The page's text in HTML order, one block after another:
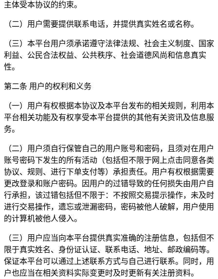
主体受本协议的约束。
（二）用户需要提供联系电话，并提供真实姓名或名称。
（三）本平台用户须承诺遵守法律法规、社会主义制度、国家
利益、公民合法权益、公共秩序、社会道德风尚和信息真实
性。
第二条 用户的权利和义务
（一）用户有权根据本协议及本平台发布的相关规则，利用本
平台相关功能及有权享受本平台提供的其他有关资讯及信息服
务。
（二）用户须自行保管自己的用户账号和密码，且须对在用户
账号密码下发生的所有活动（包括但不限于网上点击同意各类
协议、规则、进行下单支付等）承担责任。用户有权根据需要
更改登录和账户密码。因用户的过错导致的任何损失由用户自
行承担，该过错包括但不限于：不按照交易提示操作，未及时
进行交易操作，遗忘或泄漏密码，密码被他人破解，用户使用
的计算机被他人侵入。
（三）用户应当向本平台提供真实准确的注册信息，包括但不
限于真实姓名、身份证认证、联系电话、地址、邮政编码等。
保证本平台可以通过上述联系方式与自己进行联系。同时，用
户也应当在相关资料实际变更时及时更新有关注册资料。